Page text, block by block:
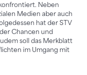
Neben
Medien aber auch
hat der STV
Chancen und
soll das Merkblatt
im Umgang mit